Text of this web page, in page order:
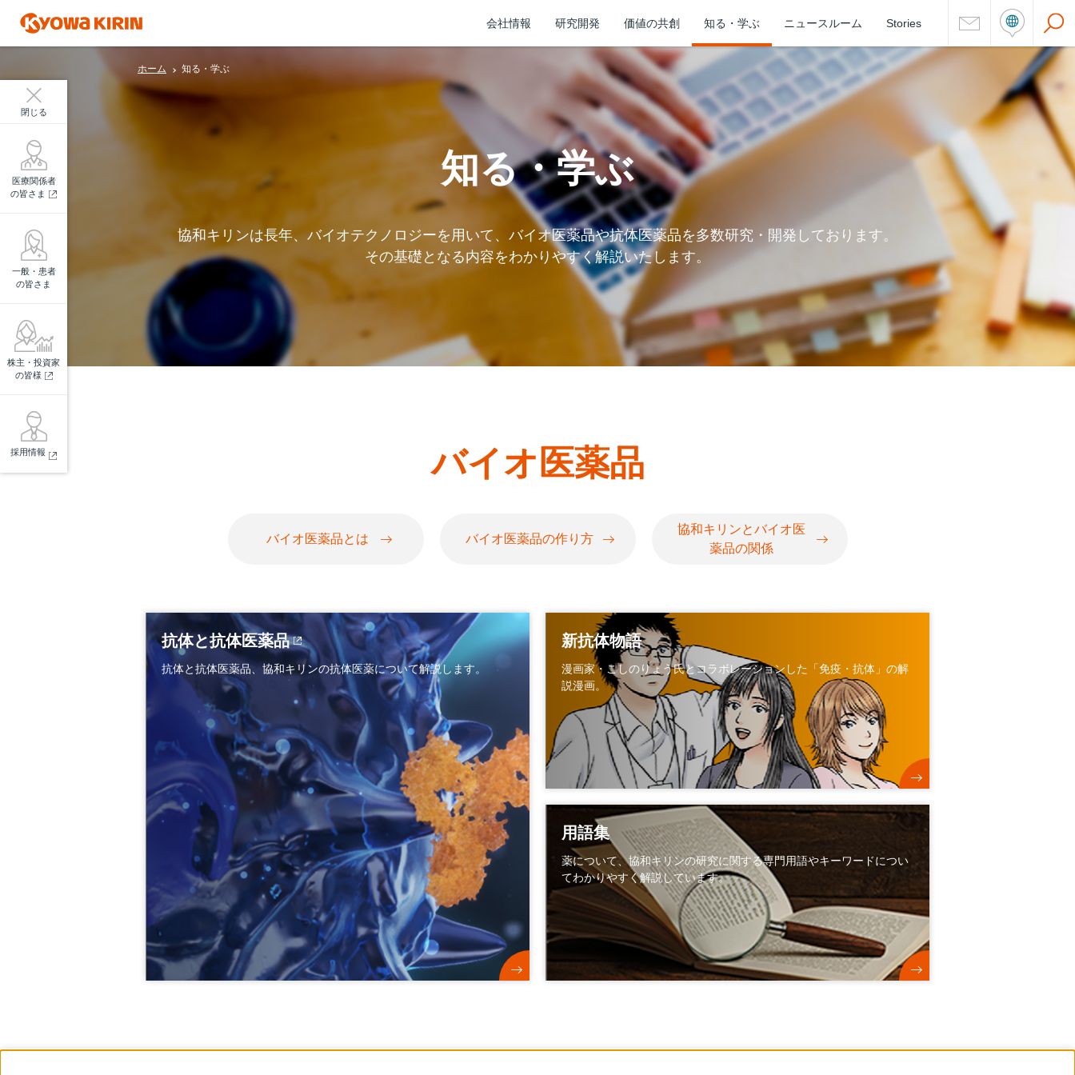
会社情報 研究開発 価値の共創 知る・学ぶ ニュースルーム Stories
閉じる
医療関係者
の皆さま
一般・患者
の皆さま
株主・投資家
の皆様
採用情報
ホーム 知る・学ぶ
知る・学ぶ
協和キリンは長年、バイオテクノロジーを用いて、バイオ医薬品や抗体医薬品を多数研究・開発しております。
その基礎となる内容をわかりやすく解説いたします。
バイオ医薬品
バイオ医薬品とは バイオ医薬品の作り方
協和キリンとバイオ医
薬品の関係
抗体と抗体医薬品
抗体と抗体医薬品、協和キリンの抗体医薬について解説します。
新抗体物語
漫画家・こしのりょう氏とコラボレーションした「免疫・抗体」の解
説漫画。
用語集
薬について、協和キリンの研究に関する専門用語やキーワードについ
てわかりやすく解説しています。